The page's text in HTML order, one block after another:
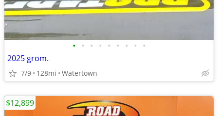
• • • • • • • • •
2025 grom.
7/9 128mi Watertown
$12,899